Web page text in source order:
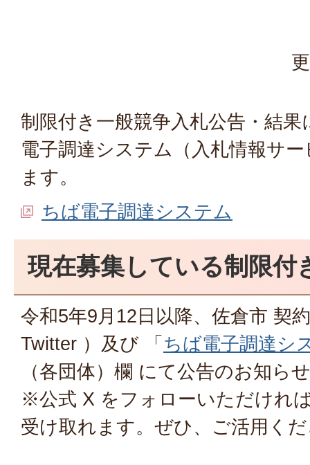
制限付き一般競争入札公告・結
電子調達システム（入札情報サ
ます。
ちば電子調達システム
現在募集している制限付
令和5年9月12日以降、佐倉市 契
Twitter ）及び 「 ちば電子調達シ
（各団体）欄 にて公告のお知ら
※公式 X をフォローいただけれ
受け取れます。ぜひ、ご活用く